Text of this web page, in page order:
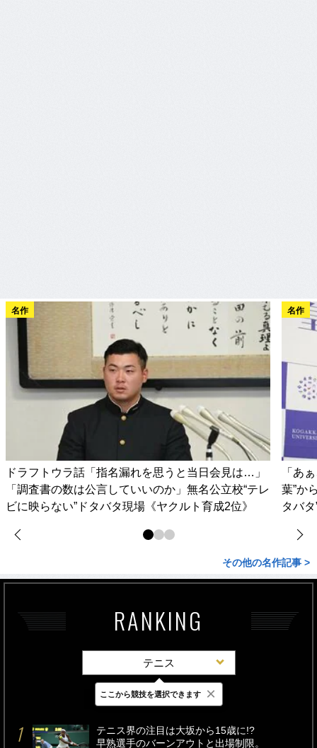
名作
ドラフトウラ話「指名漏れを思うと当日会見は…」
「調査書の数は公言していいのか」無名公立校“テレ
ビに映らない”ドタバタ現場《ヤクルト育成2位》
名作
「あ
葉”か
タバ
その他の名作記事 >
RANKING
テニス
最新 24時間 週間
テニス界の注目は大坂から15歳に!?
早熟選手のバーンアウトと出場制限。
ここから競技を選択できます ×